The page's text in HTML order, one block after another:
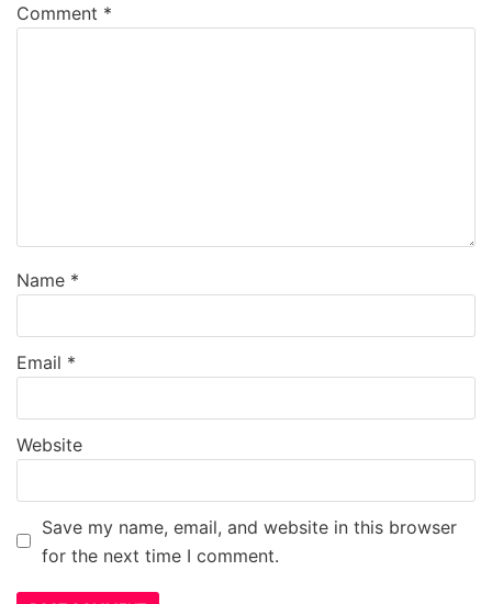
Comment *
Name *
Email *
Website
Save my name, email, and website in this browser
for the next time I comment.